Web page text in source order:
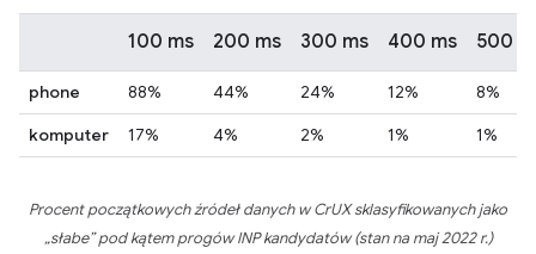
100 ms 200 ms 300 ms 400 ms 500
phone 88% 44% 24% 12%
8%
komputer
17% 4% 2% 1% 1%
Procent początkowych źródeł danych w CrUX sklasyfikowanych jako
„słabe” pod kątem progów INP kandydatów (stan na maj 2022 r.)